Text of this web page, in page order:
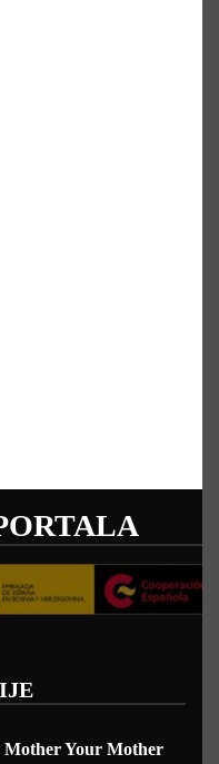
Your Mother